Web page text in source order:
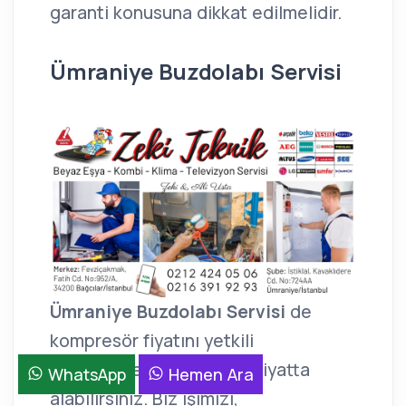
garanti konusuna dikkat edilmelidir.
Ümraniye Buzdolabı Servisi
Ümraniye Buzdolabı Servisi de
kompresör fiyatını yetkili
servislerden daha uygun fiyatta
alabilirsiniz. Biz işimizi,
WhatsApp Hemen Ara